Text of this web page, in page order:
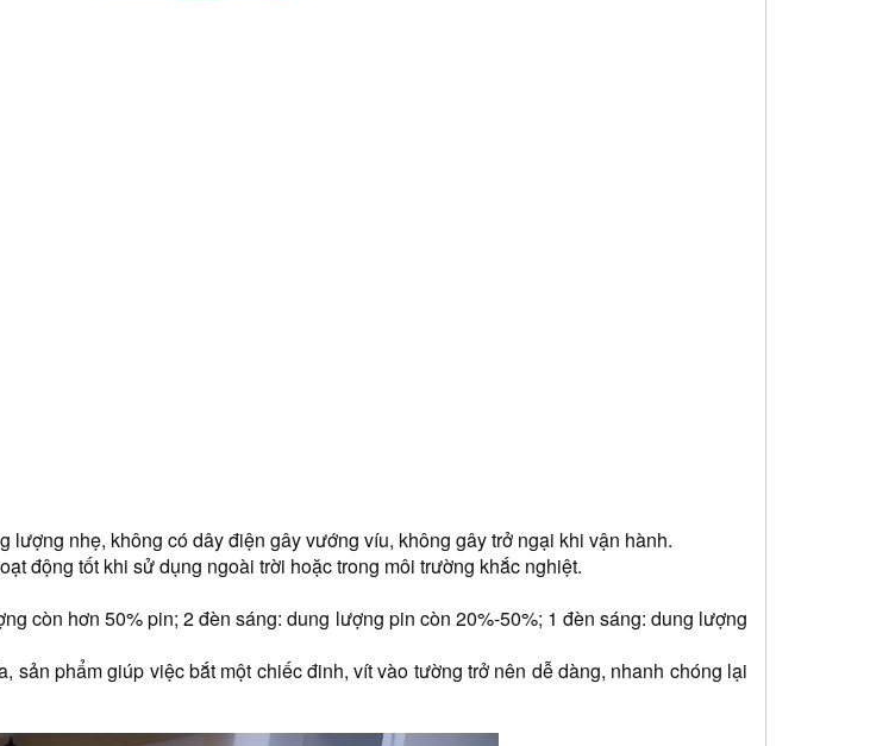
nhẹ, không có dây điện gây vướng víu, không gây trở ngại khi vận hành.
động tốt khi sử dụng ngoài trời hoặc trong môi trường khắc nghiệt.
còn hơn 50% pin; 2 đèn sáng: dung lượng pin còn 20%-50%; 1 đèn sáng: dung lượng
phẩm giúp việc bắt một chiếc đinh, vít vào tường trở nên dễ dàng, nhanh chóng lại